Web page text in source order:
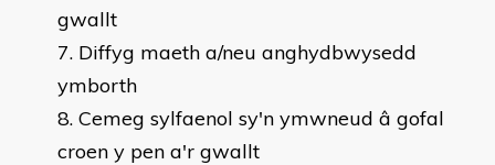
gwallt
Diffyg maeth a/neu anghydbwysedd
ymborth
Cemeg sylfaenol sy'n ymwneud â gofal
croen y pen a'r gwallt